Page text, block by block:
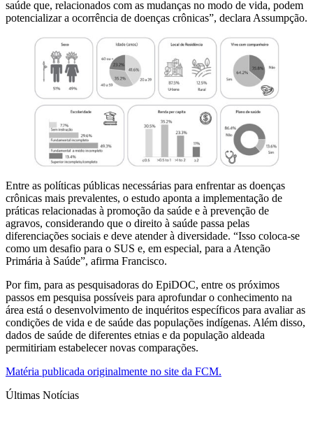
saúde que, relacionados com as mudanças no modo de vida, podem
potencializar a ocorrência de doenças crônicas”, declara Assumpção.
Entre as políticas públicas necessárias para enfrentar as doenças
crônicas mais prevalentes, o estudo aponta a implementação de
práticas relacionadas à promoção da saúde e à prevenção de
agravos, considerando que o direito à saúde passa pelas
diferenciações sociais e deve atender à diversidade. “Isso coloca-se
como um desafio para o SUS e, em especial, para a Atenção
Primária à Saúde”, afirma Francisco.
Por fim, para as pesquisadoras do EpiDOC, entre os próximos
passos em pesquisa possíveis para aprofundar o conhecimento na
área está o desenvolvimento de inquéritos específicos para avaliar as
condições de vida e de saúde das populações indígenas. Além disso,
dados de saúde de diferentes etnias e da população aldeada
permitiriam estabelecer novas comparações.
Matéria publicada originalmente no site da FCM.
Últimas Notícias